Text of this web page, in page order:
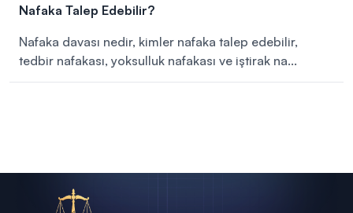
Nafaka Talep Edebilir?
Nafaka davası nedir, kimler nafaka talep edebilir,
tedbir nafakası, yoksulluk nafakası ve iştirak na...